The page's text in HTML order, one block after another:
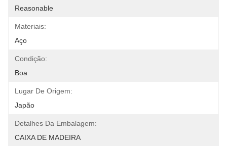
Reasonable
Materiais:
Aço
Condição:
Boa
Lugar De Origem:
Japão
Detalhes Da Embalagem:
CAIXA DE MADEIRA